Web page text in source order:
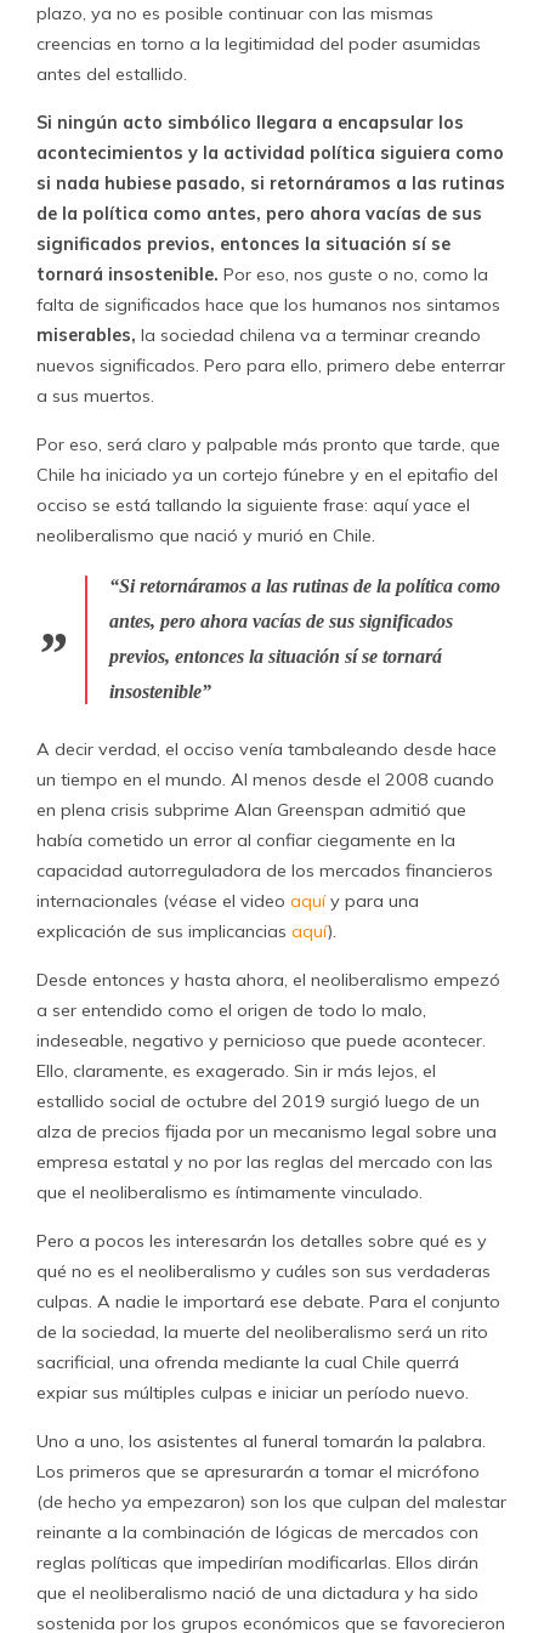
plazo, ya no es posible continuar con las mismas
creencias en torno a la legitimidad del poder asumidas
antes del estallido.
Si ningún acto simbólico llegara a encapsular los
acontecimientos y la actividad política siguiera como
si nada hubiese pasado, si retornáramos a las rutinas
de la política como antes, pero ahora vacías de sus
significados previos, entonces la situación sí se
tornará insostenible. Por eso, nos guste o no, como la
falta de significados hace que los humanos nos sintamos
miserables, la sociedad chilena va a terminar creando
nuevos significados. Pero para ello, primero debe enterrar
a sus muertos.
Por eso, será claro y palpable más pronto que tarde, que
Chile ha iniciado ya un cortejo fúnebre y en el epitafio del
occiso se está tallando la siguiente frase: aquí yace el
neoliberalismo que nació y murió en Chile.
“Si retornáramos a las rutinas de la política como
antes, pero ahora vacías de sus significados
previos, entonces la situación sí se tornará
insostenible”
A decir verdad, el occiso venía tambaleando desde hace
un tiempo en el mundo. Al menos desde el 2008 cuando
en plena crisis subprime Alan Greenspan admitió que
había cometido un error al confiar ciegamente en la
capacidad autorreguladora de los mercados financieros
internacionales (véase el video aquíy para una
explicación de sus implicancias aquí).
Desde entonces y hasta ahora, el neoliberalismo empezó
a ser entendido como el origen de todo lo malo,
indeseable, negativo y pernicioso que puede acontecer.
Ello, claramente, es exagerado. Sin ir más lejos, el
estallido social de octubre del 2019 surgió luego de un
alza de precios fijada por un mecanismo legal sobre una
empresa estatal y no por las reglas del mercado con las
que el neoliberalismo es íntimamente vinculado.
Pero a pocos les interesarán los detalles sobre qué es y
qué no es el neoliberalismo y cuáles son sus verdaderas
culpas. A nadie le importará ese debate. Para el conjunto
de la sociedad, la muerte del neoliberalismo será un rito
sacrificial, una ofrenda mediante la cual Chile querrá
expiar sus múltiples culpas e iniciar un período nuevo.
Uno a uno, los asistentes al funeral tomarán la palabra.
Los primeros que se apresurarán a tomar el micrófono
(de hecho ya empezaron) son los que culpan del malestar
reinante a la combinación de lógicas de mercados con
reglas políticas que impedirían modificarlas. Ellos dirán
que el neoliberalismo nació de una dictadura y ha sido
sostenida por los grupos económicos que se favorecieron